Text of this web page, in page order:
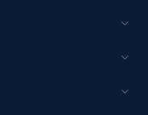
by
price, Final